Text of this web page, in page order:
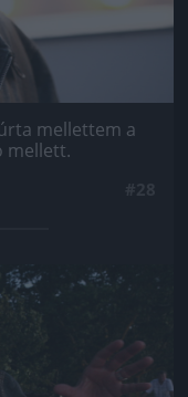
mellettem a
mellett.